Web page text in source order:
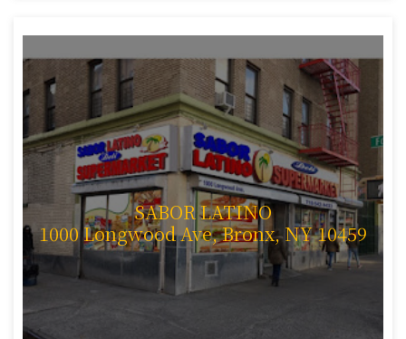
SABOR LATINO
1000 Longwood Ave, Bronx, NY 10459